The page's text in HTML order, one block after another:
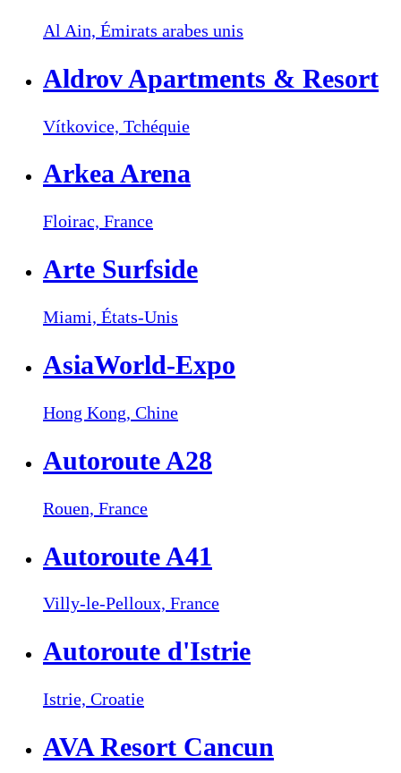
Al Ain, Émirats arabes unis
Aldrov Apartments & Resort
Vítkovice, Tchéquie
Arkea Arena
Floirac, France
Arte Surfside
Miami, États-Unis
AsiaWorld-Expo
Hong Kong, Chine
Autoroute A28
Rouen, France
Autoroute A41
Villy-le-Pelloux, France
Autoroute d'Istrie
Istrie, Croatie
AVA Resort Cancun